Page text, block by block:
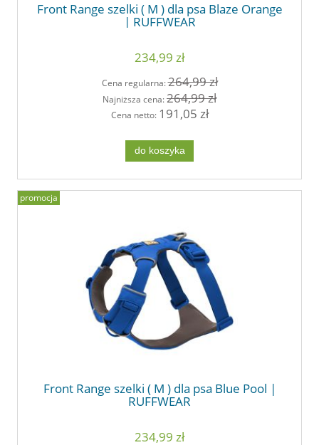
Front Range szelki ( M ) dla psa Blaze Orange
| RUFFWEAR
234,99 zł
Cena regularna:264,99 zł
Najniższa cena:264,99 zł
Cena netto: 191,05 zł
do koszyka
Front Range szelki ( M ) dla psa Blue Pool |
RUFFWEAR
234,99 zł
promocja